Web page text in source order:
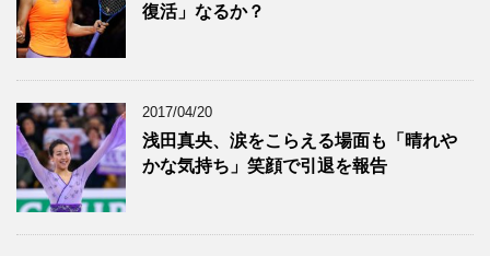
復活」なるか？
2017/04/20
浅田真央、涙をこらえる場面も「晴れや
かな気持ち」笑顔で引退を報告